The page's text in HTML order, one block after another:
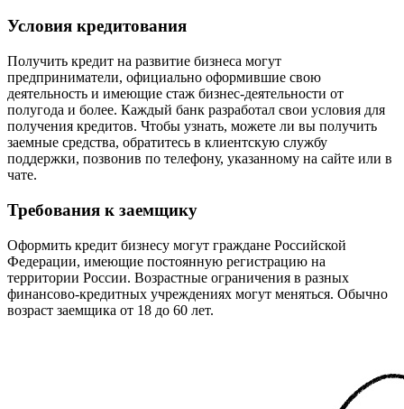
Условия кредитования
Получить кредит на развитие бизнеса могут
предприниматели, официально оформившие свою
деятельность и имеющие стаж бизнес-деятельности от
полугода и более. Каждый банк разработал свои условия для
получения кредитов. Чтобы узнать, можете ли вы получить
заемные средства, обратитесь в клиентскую службу
поддержки, позвонив по телефону, указанному на сайте или в
чате.
Требования к заемщику
Оформить кредит бизнесу могут граждане Российской
Федерации, имеющие постоянную регистрацию на
территории России. Возрастные ограничения в разных
финансово-кредитных учреждениях могут меняться. Обычно
возраст заемщика от 18 до 60 лет.